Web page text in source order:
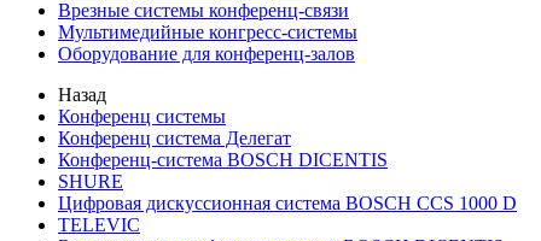
Врезные системы конференц-связи
Мультимедийные конгресс-системы
Оборудование для конференц-залов
Назад
Конференц системы
Конференц система Делегат
Конференц-система BOSCH DICENTIS
SHURE
Цифровая дискуссионная система BOSCH CCS 1000 D
TELEVIC